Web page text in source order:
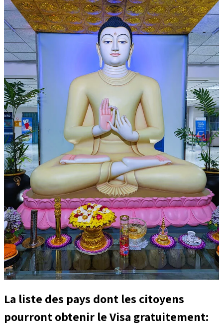
La liste des pays dont les citoyens
pourront obtenir le Visa gratuitement: